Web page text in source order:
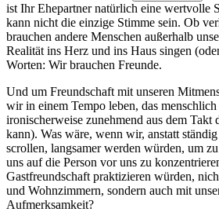
ist Ihr Ehepartner natürlich eine wertvolle
kann nicht die einzige Stimme sein. Ob
brauchen andere Menschen außerhalb
Realität ins Herz und ins Haus singen
Worten: Wir brauchen Freunde.
Und um Freundschaft mit unseren
wir in einem Tempo leben, das
ironischerweise zunehmend aus dem Takt
kann). Was wäre, wenn wir, anstatt
scrollen, langsamer werden würden, um
uns auf die Person vor uns zu
Gastfreundschaft praktizieren würden,
und Wohnzimmern, sondern auch mit
Aufmerksamkeit?